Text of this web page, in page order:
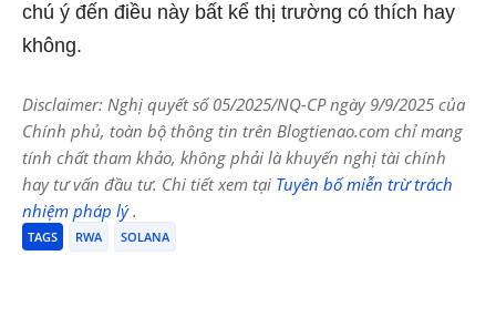
chú ý đến điều này bất kể thị trường có thích hay
không.
Disclaimer: Nghị quyết số 05/2025/NQ-CP ngày 9/9/2025 của
Chính phủ, toàn bộ thông tin trên Blogtienao.com chỉ mang
tính chất tham khảo, không phải là khuyến nghị tài chính
hay tư vấn đầu tư. Chi tiết xem tại Tuyên bố miễn trừ trách
nhiệm pháp lý.
TAGS RWA SOLANA